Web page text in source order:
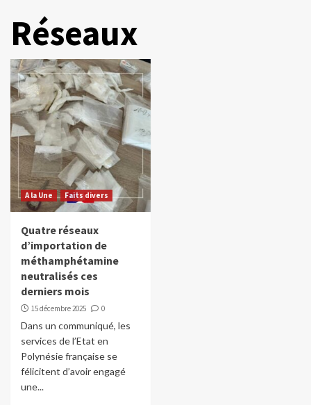
Réseaux
A la Une Faits divers
Quatre réseaux
d’importation de
méthamphétamine
neutralisés ces
derniers mois
15 décembre 2025 0
Dans un communiqué, les
services de l’Etat en
Polynésie française se
félicitent d’avoir engagé
une...